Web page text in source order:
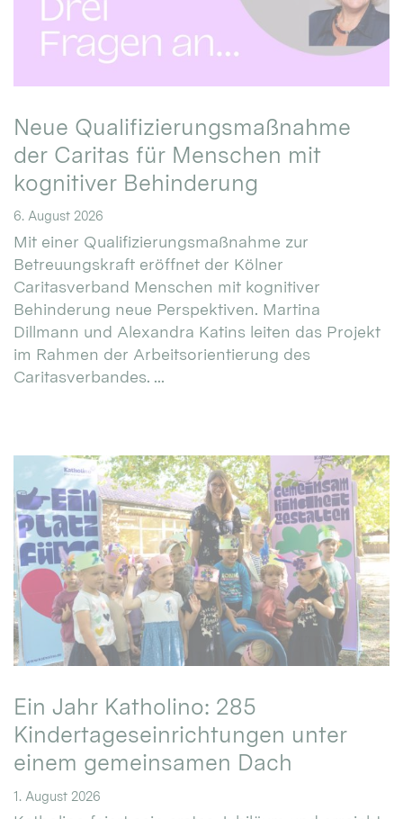
Neue Qualifizierungsmaßnahme
der Caritas für Menschen mit
kognitiver Behinderung
6. August 2026
Mit einer Qualifizierungsmaßnahme zur
Betreuungskraft eröffnet der Kölner
Caritasverband Menschen mit kognitiver
Behinderung neue Perspektiven. Martina
Dillmann und Alexandra Katins leiten das Projekt
im Rahmen der Arbeitsorientierung des
Caritasverbandes. ...
Ein Jahr Katholino: 285
Kindertageseinrichtungen unter
einem gemeinsamen Dach
1. August 2026